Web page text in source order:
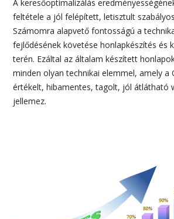
A keresőoptimalizálás
feltétele a jól felépített, letisztult
Számomra alapvető fontosságú a
fejlődésének követése honlapkészítés és
terén. Ezáltal az általam készített
minden olyan technikai elemmel, amely a
értékelt, hibamentes, tagolt, jól átlátható
jellemez.